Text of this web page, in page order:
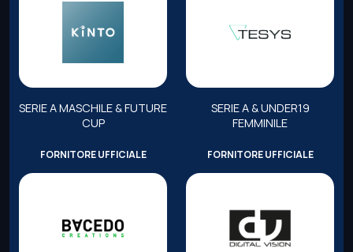
SERIE A MASCHILE & FUTURE
CUP
SERIE A & UNDER19
FEMMINILE
FORNITORE UFFICIALE FORNITORE UFFICIALE